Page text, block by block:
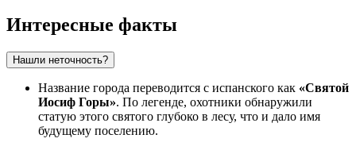
Интересные факты
Нашли неточность?
Название города переводится с испанского как «Святой
Иосиф Горы». По легенде, охотники обнаружили
статую этого святого глубоко в лесу, что и дало имя
будущему поселению.